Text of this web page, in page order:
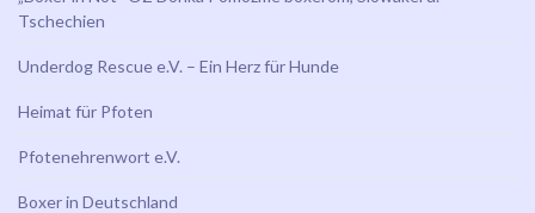
Tschechien
Underdog Rescue e.V. – Ein Herz für Hunde
Heimat für Pfoten
Pfotenehrenwort e.V.
Boxer in Deutschland